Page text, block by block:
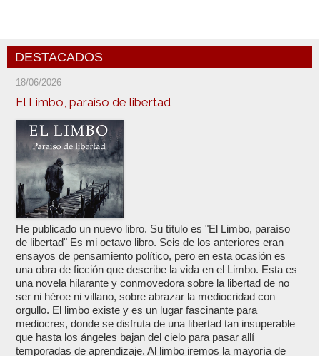
DESTACADOS
18/06/2026
El Limbo, paraíso de libertad
He publicado un nuevo libro. Su título es "El Limbo, paraíso
de libertad" Es mi octavo libro. Seis de los anteriores eran
ensayos de pensamiento político, pero en esta ocasión es
una obra de ficción que describe la vida en el Limbo. Esta es
una novela hilarante y conmovedora sobre la libertad de no
ser ni héroe ni villano, sobre abrazar la mediocridad con
orgullo. El limbo existe y es un lugar fascinante para
mediocres, donde se disfruta de una libertad tan insuperable
que hasta los ángeles bajan del cielo para pasar allí
temporadas de aprendizaje. Al limbo iremos la mayoría de